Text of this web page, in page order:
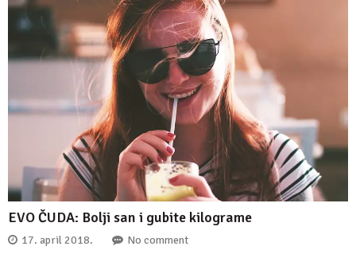
EVO ČUDA: Bolji san i gubite kilograme
17. april 2018. No comment